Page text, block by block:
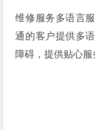
维修服务多语言
通的客户提供多
障碍，提供贴心服